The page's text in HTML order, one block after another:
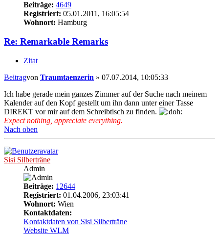
Beiträge: 4649
Registriert: 05.01.2011, 16:05:54
Wohnort: Hamburg
Re: Remarkable Remarks
Zitat
Beitragvon Traumtaenzerin » 07.07.2014, 10:05:33
Ich habe gerade mein ganzes Zimmer auf der Suche nach meinem
Kalender auf den Kopf gestellt um ihn dann unter einer Tasse
DIREKT vor mir auf dem Schreibtisch zu finden.
Expect nothing, appreciate everything.
Nach oben
Sisi Silberträne
Admin
Beiträge: 12644
Registriert: 01.04.2006, 23:03:41
Wohnort: Wien
Kontaktdaten:
Kontaktdaten von Sisi Silberträne
Website WLM